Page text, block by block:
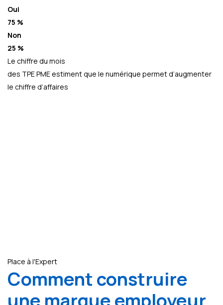
Oui
75 %
Non
25 %
Le chiffre du mois
des TPE PME estiment que le numérique permet d’augmenter
le chiffre d’affaires
Place à l'Expert
Comment construire